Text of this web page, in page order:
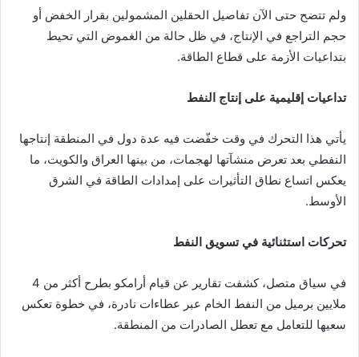
ولم تتضح حتى الآن تفاصيل الحقلين المشمولين بقرار الخفض أو
حجم التراجع في الإنتاج، في ظل حالة من الغموض التي تحيط
بتداعيات الأزمة على قطاع الطاقة.
تداعيات إقليمية على إنتاج النفط
يأتي هذا التحرك في وقت خفّضت فيه عدة دول في المنطقة إنتاجها
النفطي بعد تعرض منشآتها لهجمات، من بينها العراق والكويت، ما
يعكس اتساع نطاق التأثيرات على إمدادات الطاقة في الشرق
الأوسط.
تحركات استثنائية في تسويق النفط
في سياق متصل، كشفت تقارير عن قيام أرامكو بطرح أكثر من 4
ملايين برميل من النفط الخام عبر عطاءات نادرة، في خطوة تعكس
سعيها للتعامل مع تعطل الصادرات من المنطقة.